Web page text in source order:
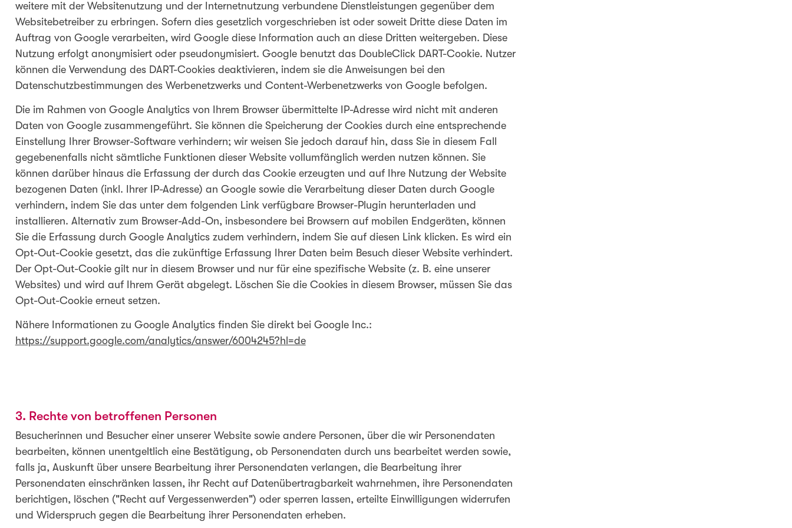
weitere mit der Websitenutzung und der Internetnutzung verbundene Dienstleistungen gegenüber dem
Websitebetreiber zu erbringen. Sofern dies gesetzlich vorgeschrieben ist oder soweit Dritte diese Daten im
Auftrag von Google verarbeiten, wird Google diese Information auch an diese Dritten weitergeben. Diese
Nutzung erfolgt anonymisiert oder pseudonymisiert. Google benutzt das DoubleClick DART-Cookie. Nutzer
können die Verwendung des DART-Cookies deaktivieren, indem sie die Anweisungen bei den
Datenschutzbestimmungen des Werbenetzwerks und Content-Werbenetzwerks von Google befolgen.
Die im Rahmen von Google Analytics von Ihrem Browser übermittelte IP-Adresse wird nicht mit anderen
Daten von Google zusammengeführt. Sie können die Speicherung der Cookies durch eine entsprechende
Einstellung Ihrer Browser-Software verhindern; wir weisen Sie jedoch darauf hin, dass Sie in diesem Fall
gegebenenfalls nicht sämtliche Funktionen dieser Website vollumfänglich werden nutzen können. Sie
können darüber hinaus die Erfassung der durch das Cookie erzeugten und auf Ihre Nutzung der Website
bezogenen Daten (inkl. Ihrer IP-Adresse) an Google sowie die Verarbeitung dieser Daten durch Google
verhindern, indem Sie das unter dem folgenden Link verfügbare Browser-Plugin herunterladen und
installieren. Alternativ zum Browser-Add-On, insbesondere bei Browsern auf mobilen Endgeräten, können
Sie die Erfassung durch Google Analytics zudem verhindern, indem Sie auf diesen Link klicken. Es wird ein
Opt-Out-Cookie gesetzt, das die zukünftige Erfassung Ihrer Daten beim Besuch dieser Website verhindert.
Der Opt-Out-Cookie gilt nur in diesem Browser und nur für eine spezifische Website (z. B. eine unserer
Websites) und wird auf Ihrem Gerät abgelegt. Löschen Sie die Cookies in diesem Browser, müssen Sie das
Opt-Out-Cookie erneut setzen.
Nähere Informationen zu Google Analytics finden Sie direkt bei Google Inc.:
https://support.google.com/analytics/answer/6004245?hl=de
3. Rechte von betroffenen Personen
Besucherinnen und Besucher einer unserer Website sowie andere Personen, über die wir Personendaten
bearbeiten, können unentgeltlich eine Bestätigung, ob Personendaten durch uns bearbeitet werden sowie,
falls ja, Auskunft über unsere Bearbeitung ihrer Personendaten verlangen, die Bearbeitung ihrer
Personendaten einschränken lassen, ihr Recht auf Datenübertragbarkeit wahrnehmen, ihre Personendaten
berichtigen, löschen ("Recht auf Vergessenwerden") oder sperren lassen, erteilte Einwilligungen widerrufen
und Widerspruch gegen die Bearbeitung ihrer Personendaten erheben.